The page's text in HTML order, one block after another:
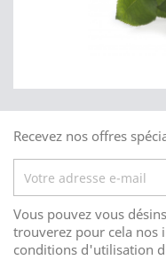
Recevez nos offres
Vous pouvez vous
trouverez pour cela nos
conditions d'utilisation